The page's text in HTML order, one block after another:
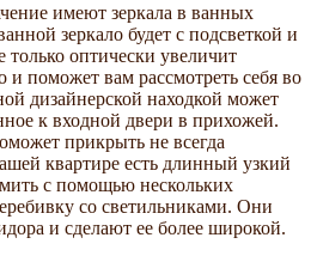
имеют зеркала в ванных
зеркало будет с подсветкой и
оптически увеличит
поможет вам рассмотреть себя во
дизайнерской находкой может
к входной двери в прихожей.
прикрыть не всегда
квартире есть длинный узкий
с помощью нескольких
со светильниками. Они
и сделают ее более широкой.